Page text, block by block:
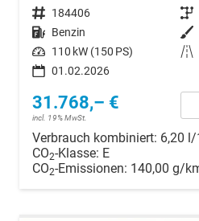
Fahrzeugnr. 184406 Getriebe
Kraftstoff Benzin Außenfarbe
Leistung 110 kW (150 PS) Kilometerstand
01.02.2026
31.768,– €
incl. 19% MwSt.
Verbrauch kombiniert: 6,20
CO2-Klasse: E
CO2-Emissionen: 140,00 g/